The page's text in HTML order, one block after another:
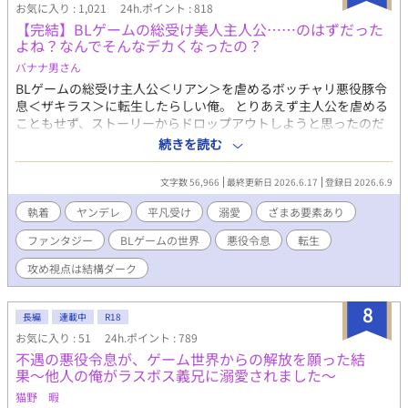
お気に入り : 1,021 24h.ポイント : 818
【完結】BLゲームの総受け美人主人公……のはずだった
よね？なんでそんなデカくなったの？
バナナ男さん
BLゲームの総受け主人公＜リアン＞を虐めるボッチャリ悪役豚令
息＜ザキラス＞に転生したらしい俺。 とりあえず主人公を虐める
こともせず、ストーリーからドロップアウトしようと思ったのだ
が、何故か儚げな美青年になるはずの＜リアン＞がやたらとデカ
く──……？ 元BLゲーム総受けの主人公（のちにやたらデカくな
ってしまった執着＆ヤンデレ系のイケメン）✕ 元ぽっちゃり悪
役令息（のちに普通体型、平凡マイペース男） 主人公視点は、ど
ちらかというとギャクテイストですが、攻め視点はダーク路線な
ので、スカッとハッピーエンドがお好みの方は主人公視点でどう
かページを閉じて下さいεミ(o_□_)o
続きを読む
文字数 56,966 最終更新日 2026.6.17 登録日 2026.6.9
執着 ヤンデレ 平凡受け 溺愛
ざまあ要素あり
ファンタジー
BLゲームの世界 悪役令息
転生
攻め視点は結構ダーク
8
長編 連載中 R18
お気に入り : 51 24h.ポイント : 789
不遇の悪役令息が、ゲーム世界からの解放を願った結
果〜他人の俺がラスボス義兄に溺愛されました〜
猫野 暇